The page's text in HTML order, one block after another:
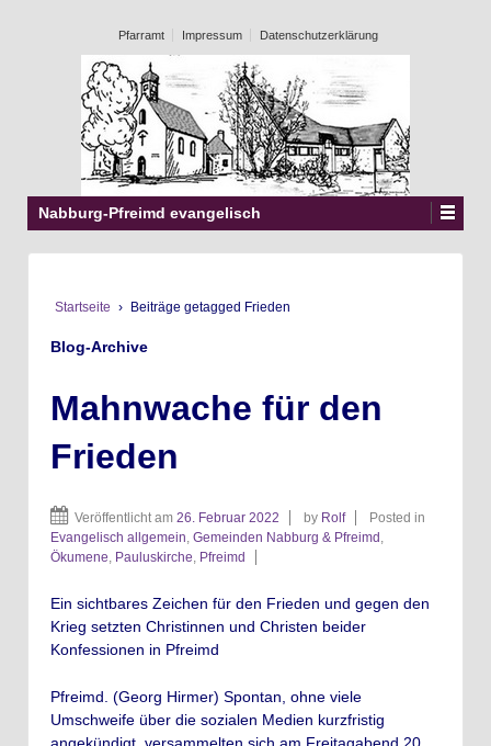
Pfarramt Impressum Datenschutzerklärung
Nabburg-Pfreimd evangelisch
Startseite › Beiträge getagged Frieden
Blog-Archive
Mahnwache für den
Frieden
Veröffentlicht am 26. Februar 2022 by Rolf
Posted in
Evangelisch allgemein, Gemeinden Nabburg & Pfreimd ,
Ökumene, Pauluskirche, Pfreimd
Ein sichtbares Zeichen für den Frieden und gegen den
Krieg setzten Christinnen und Christen beider
Konfessionen in Pfreimd
Pfreimd. (Georg Hirmer) Spontan, ohne viele
Umschweife über die sozialen Medien kurzfristig